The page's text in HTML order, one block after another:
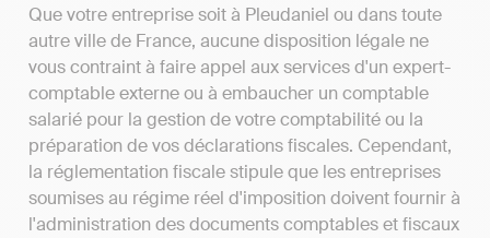
Que votre entreprise soit à Pleudaniel ou dans toute
autre ville de France, aucune disposition légale ne
vous contraint à faire appel aux services d'un expert-
comptable externe ou à embaucher un comptable
salarié pour la gestion de votre comptabilité ou la
préparation de vos déclarations fiscales. Cependant,
la réglementation fiscale stipule que les entreprises
soumises au régime réel d'imposition doivent fournir à
l'administration des documents comptables et fiscaux